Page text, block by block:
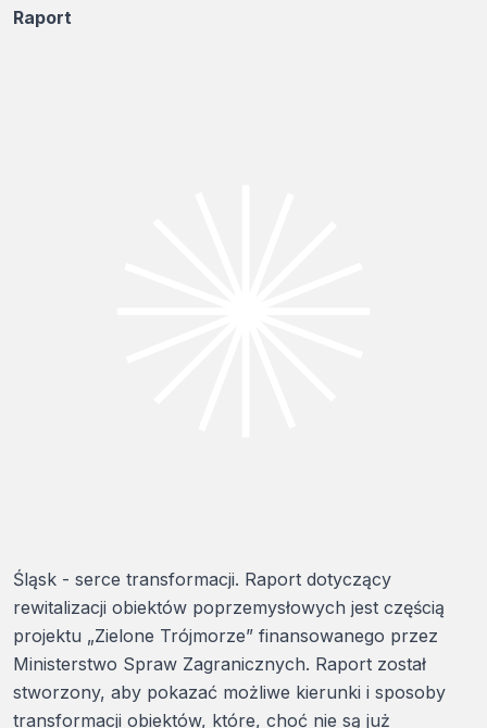
Raport
Śląsk - serce transformacji. Raport dotyczący
rewitalizacji obiektów poprzemysłowych jest częścią
projektu „Zielone Trójmorze” finansowanego przez
Ministerstwo Spraw Zagranicznych. Raport został
stworzony, aby pokazać możliwe kierunki i sposoby
transformacji obiektów, które, choć nie są już